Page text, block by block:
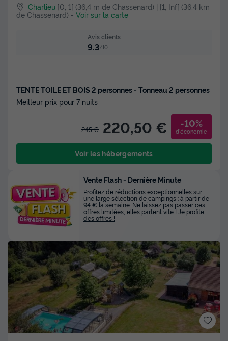
Charlieu ]0, 1[ (36,4 m de Chassenard) | [1, Inf[ (36,4 km
de Chassenard) - Voir sur la carte
Avis clients
9.3/10
TENTE TOILE ET BOIS 2 personnes - Tonneau 2 personnes
Meilleur prix pour 7 nuits
245 € 220,50 € -10%
d'économie
Voir les hébergements
Vente Flash - Dernière Minute
Profitez de réductions exceptionnelles sur
une large sélection de campings : à partir de
94 € la semaine. Ne laissez pas passer ces
offres limitées, elles partent vite ! Je profite
des offres !